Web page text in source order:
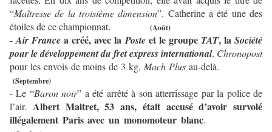
“Maîtresse de la troisième dimension”. Catherine a été une des
étoiles de ce championnat.
(Août)
-Air France a créé, avec laPosteet le groupe TAT, laSociété
pour le développement du fret express international. Chronopost
pour les envois de moins de 3 kg, Mach Plusau-delà.
(Septembre)
- Le “Baron noir” a été arrêté à son atterrissage par la police de
l’air. Albert Maitret, 53 ans, était accusé d’avoir survolé
illégalement Paris avec un monomoteur blanc.